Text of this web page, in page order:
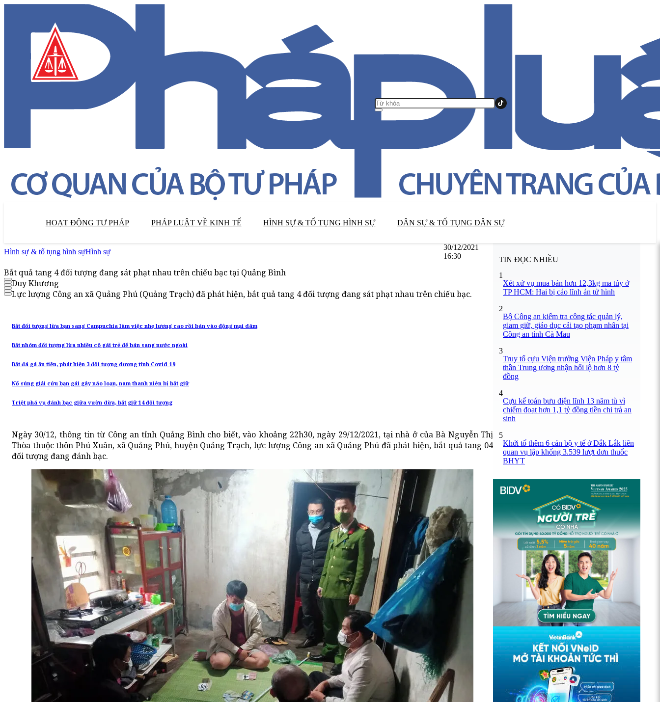
HOẠT ĐỘNG TƯ PHÁP PHÁP LUẬT VỀ KINH TẾ HÌNH SỰ & TỐ TỤNG HÌNH SỰ DÂN SỰ & TỐ TỤNG DÂN SỰ
Hình sự & tố tụng hình sựHình sự
30/12/2021
16:30
Bắt quả tang 4 đối tượng đang sát phạt nhau trên chiếu bạc tại Quảng Bình
Duy Khương
Lực lượng Công an xã Quảng Phú (Quảng Trạch) đã phát hiện, bắt quả tang 4 đối tượng đang sát phạt nhau trên chiếu bạc.
Bắt đối tượng lừa bạn sang Campuchia làm việc nhẹ lương cao rồi bán vào động mại dâm
Bắt nhóm đối tượng lừa nhiều cô gái trẻ để bán sang nước ngoài
Bắt đá gá ăn tiền, phát hiện 3 đối tượng dương tính Covid-19
Nổ súng giải cứu bạn gái gây náo loạn, nam thanh niên bị bắt giữ
Triệt phá vụ đánh bạc giữa vườn dừa, bắt giữ 14 đối tượng
Ngày 30/12, thông tin từ Công an tỉnh Quảng Bình cho biết, vào khoảng 22h30, ngày 29/12/2021, tại nhà ở của Bà Nguyễn Thị
Thòa thuộc thôn Phú Xuân, xã Quảng Phú, huyện Quảng Trạch, lực lượng Công an xã Quảng Phú đã phát hiện, bắt quả tang 04
đối tượng đang đánh bạc.
TIN ĐỌC NHIỀU
1
Xét xử vụ mua bán hơn 12,3kg ma túy ở
TP HCM: Hai bị cáo lĩnh án tử hình
2
Bộ Công an kiểm tra công tác quản lý,
giam giữ, giáo dục cải tạo phạm nhân tại
Công an tỉnh Cà Mau
3
Truy tố cựu Viện trưởng Viện Pháp y tâm
thần Trung ương nhận hối lộ hơn 8 tỷ
đồng
4
Cựu kế toán bưu điện lĩnh 13 năm tù vì
chiếm đoạt hơn 1,1 tỷ đồng tiền chi trả an
sinh
5
Khởi tố thêm 6 cán bộ y tế ở Đắk Lắk liên
quan vụ lập khống 3.539 lượt đơn thuốc
BHYT